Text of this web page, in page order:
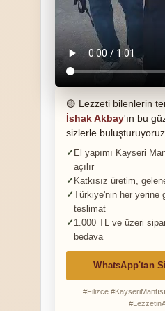
🟡 Lezzeti bilenlerin
İshak Akbay'ın bu
sizlerle
El yapımı Kayseri
açılır
Katkısız üretim,
Türkiye'nin her yerine
teslimat
1.000 TL ve üzeri
bedava
WhatsApp'tan
#Filizce